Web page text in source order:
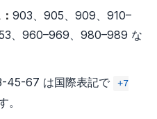
903、905、909、910–
、960–969、980–989 な
45-67 は国際表記で
+7
。